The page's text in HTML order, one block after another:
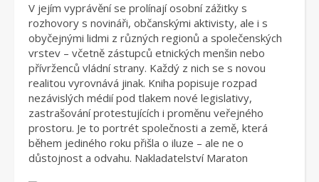
V jejím vyprávění se prolínají osobní zážitky s
rozhovory s novináři, občanskými aktivisty, ale i s
obyčejnými lidmi z různých regionů a společenských
vrstev – včetně zástupců etnických menšin nebo
přívrženců vládní strany. Každý z nich se s novou
realitou vyrovnává jinak. Kniha popisuje rozpad
nezávislých médií pod tlakem nové legislativy,
zastrašování protestujících i proměnu veřejného
prostoru. Je to portrét společnosti a země, která
během jediného roku přišla o iluze – ale ne o
důstojnost a odvahu. Nakladatelství Maraton